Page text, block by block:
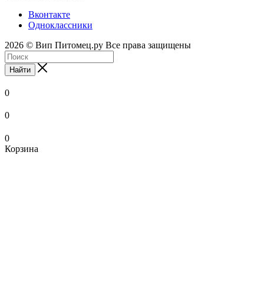
Вконтакте
Одноклассники
2026 © Вип Питомец.ру Все права защищены
Найти
0
0
0
Корзина